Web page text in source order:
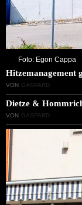
Foto: Egon Cappa
Hitzemanagement
VON GASPARD
Dietze &
VON GASPARD